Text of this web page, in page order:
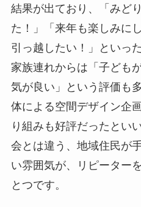
結果が出ており、「みど
た！」「来年も楽しみに
引っ越したい！」といっ
家族連れからは「子ども
気が良い」という評価も
体による空間デザイン企
り組みも好評だったとい
会とは違う、地域住民が
い雰囲気が、リピーター
とつです。